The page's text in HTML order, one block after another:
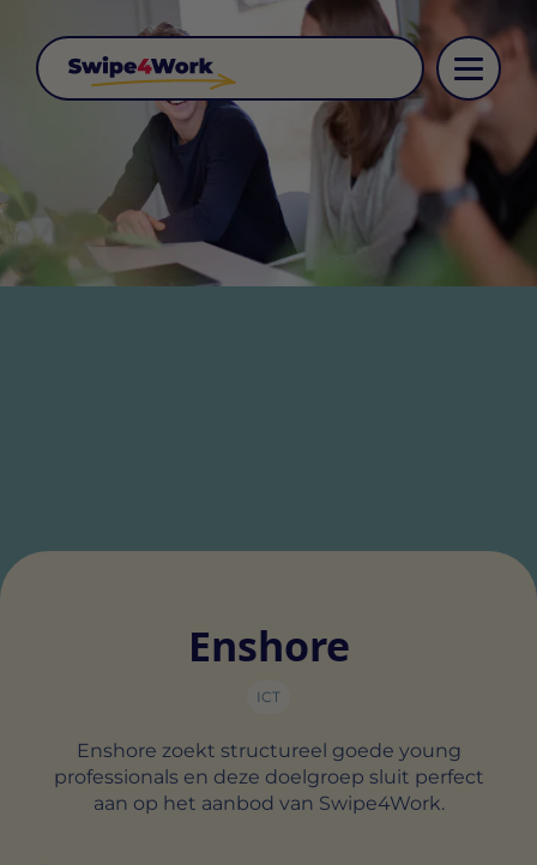
Enshore
ICT
Enshore zoekt structureel goede young
professionals en deze doelgroep sluit perfect
aan op het aanbod van Swipe4Work.